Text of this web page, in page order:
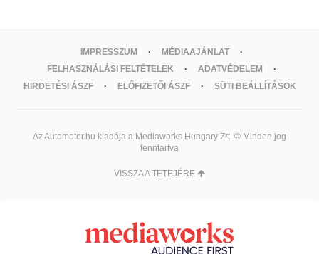
IMPRESSZUM
MÉDIAAJÁNLAT
FELHASZNÁLÁSI FELTÉTELEK
ADATVÉDELEM
HIRDETÉSI ÁSZF
ELŐFIZETŐI ÁSZF SÜTI BEÁLLÍTÁSOK
Az Automotor.hu kiadója a Mediaworks Hungary Zrt. © Minden jog
fenntartva
VISSZA A TETEJÉRE